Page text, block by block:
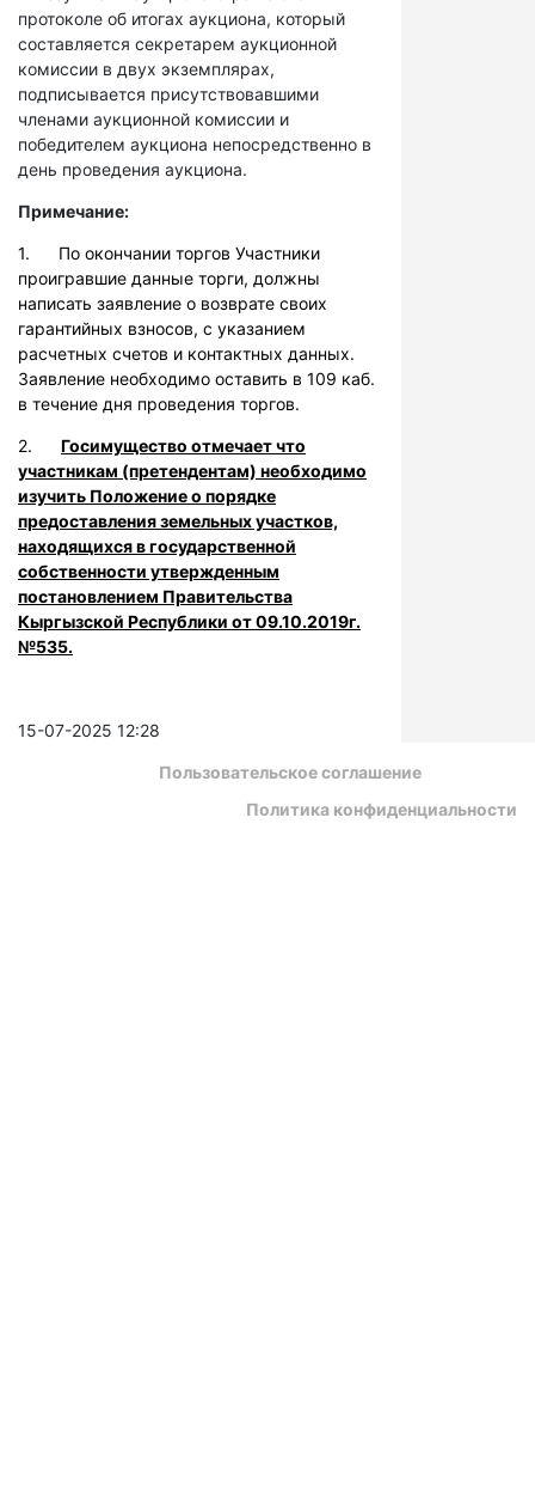
протоколе об итогах аукциона, который
составляется секретарем аукционной
комиссии в двух экземплярах,
подписывается присутствовавшими
членами аукционной комиссии и
победителем аукциона непосредственно в
день проведения аукциона.
Примечание:
1. По окончании торгов Участники
проигравшие данные торги, должны
написать заявление о возврате своих
гарантийных взносов, с указанием
расчетных счетов и контактных данных.
Заявление необходимо оставить в 109 каб.
в течение дня проведения торгов.
2. Госимущество отмечает что
участникам (претендентам) необходимо
изучить Положение о порядке
предоставления земельных участков,
находящихся в государственной
собственности утвержденным
постановлением Правительства
Кыргызской Республики от 09.10.2019г.
№535.
15-07-2025 12:28
Пользовательское соглашение
Политика конфиденциальности